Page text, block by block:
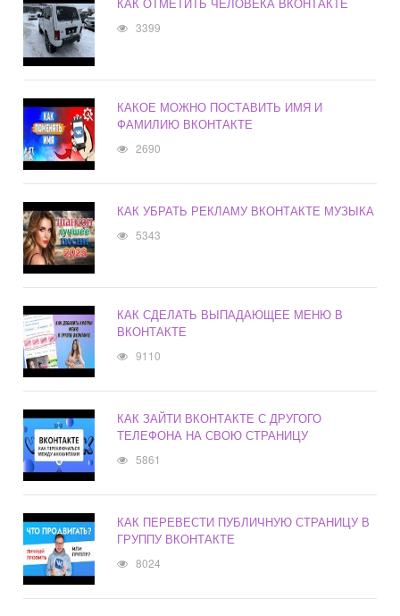
3399
КАКОЕ МОЖНО ПОСТАВИТЬ ИМЯ И
ФАМИЛИЮ ВКОНТАКТЕ
2690
КАК УБРАТЬ РЕКЛАМУ ВКОНТАКТЕ МУЗЫКА
5343
КАК СДЕЛАТЬ ВЫПАДАЮЩЕЕ МЕНЮ В
ВКОНТАКТЕ
9110
КАК ЗАЙТИ ВКОНТАКТЕ С ДРУГОГО
ТЕЛЕФОНА НА СВОЮ СТРАНИЦУ
5861
КАК ПЕРЕВЕСТИ ПУБЛИЧНУЮ СТРАНИЦУ В
ГРУППУ ВКОНТАКТЕ
8024